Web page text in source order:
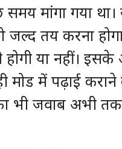
मांगा गया
तय करना
होगी या नहीं। इसके
में पढ़ाई
भी जवाब अभी